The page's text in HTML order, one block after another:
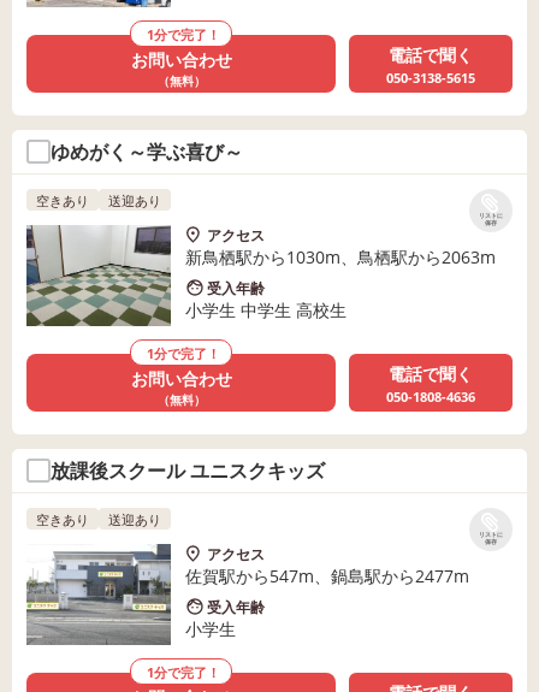
1分で完了！
お問い合わせ
（無料）
電話で聞く
050-3138-5615
ゆめがく～学ぶ喜び～
リストに
保存
空きあり 送迎あり
アクセス
新鳥栖駅から1030m、鳥栖駅から2063m
受入年齢
小学生 中学生 高校生
1分で完了！
お問い合わせ
（無料）
電話で聞く
050-1808-4636
放課後スクール ユニスクキッズ
リストに
保存
空きあり 送迎あり
アクセス
佐賀駅から547m、鍋島駅から2477m
受入年齢
小学生
1分で完了！